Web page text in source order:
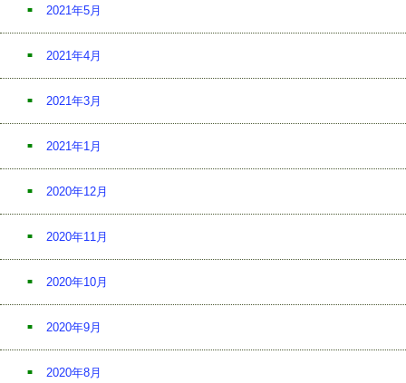
2021年5月
2021年4月
2021年3月
2021年1月
2020年12月
2020年11月
2020年10月
2020年9月
2020年8月